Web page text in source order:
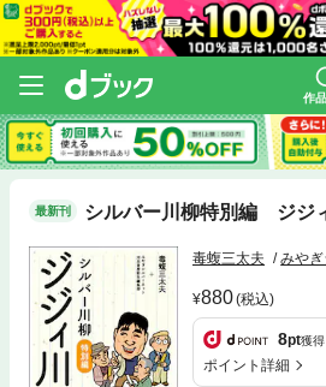
作
最新刊 シルバー川柳特別編 ジジ
毒蝮三太夫 みやぎ
880(税込)
8pt獲得
ポイント詳細